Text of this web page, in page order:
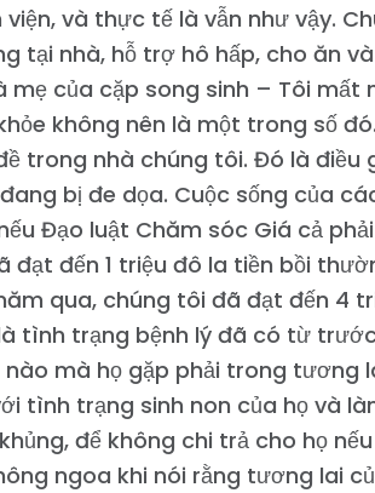
viện, và thực tế là vẫn như vậy.
tại nhà, hỗ trợ hô hấp, cho ăn
mẹ của cặp song sinh – Tôi mất
không nên là một trong số
trong nhà chúng tôi. Đó là
bị đe dọa. Cuộc sống của
Đạo luật Chăm sóc Giá cả
đạt đến 1 triệu đô la tiền bồi
qua, chúng tôi đã đạt đến 4
tình trạng bệnh lý đã có từ
nào mà họ gặp phải trong tương
tình trạng sinh non của họ và
để không chi trả cho họ
ngoa khi nói rằng tương lai